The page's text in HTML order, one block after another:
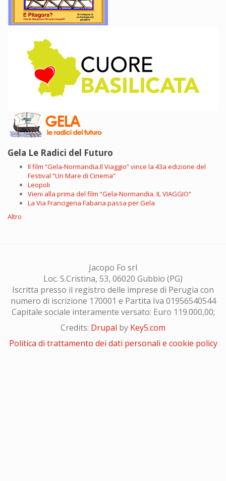
Gela Le Radici del Futuro
Il film “Gela-Normandia.Il Viaggio” vince la 43a edizione del
Festival “Un Mare di Cinema”
Leopoli
Vieni alla prima del film “Gela-Normandia. IL VIAGGIO”
La Via Francigena Fabaria passa per Gela
Altro
Jacopo Fo srl
Loc. S.Cristina, 53, 06020 Gubbio (PG)
Iscritta presso il registro delle imprese di Perugia con
numero di iscrizione 170001 e Partita Iva 01956540544
Capitale sociale interamente versato: Euro 119.000,00;
Credits: Drupal by Key5.com
Politica di trattamento dei dati personali e cookie policy